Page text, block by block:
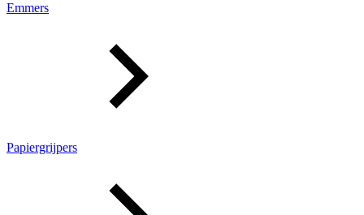
Emmers
Papiergrijpers